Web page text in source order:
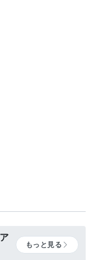
もっと見る